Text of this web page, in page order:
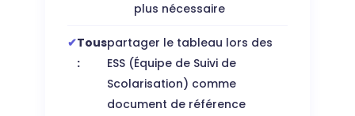
plus nécessaire
Tous
:
partager le tableau lors des
ESS (Équipe de Suivi de
Scolarisation) comme
document de référence